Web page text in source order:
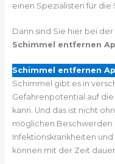
einen Spezialisten für
Dann sind Sie hier bei
Schimmel entfernen
Schimmel entfernen
Schimmel gibt es in
Gefahrenpotential auf
kann. Und das ist nicht
möglichen Beschwerden
Infektionskrankheiten
können mit der Zeit